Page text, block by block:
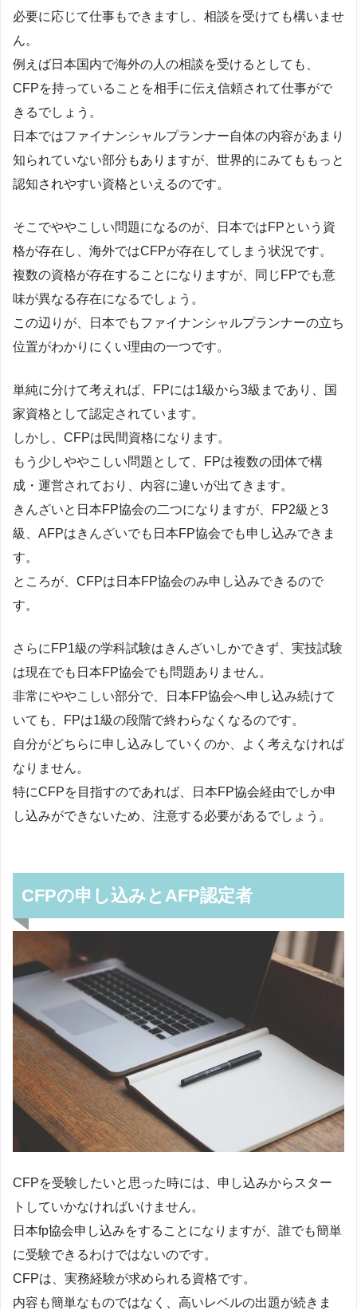
必要に応じて仕事もできますし、相談を受けても構いませ
ん。
例えば日本国内で海外の人の相談を受けるとしても、
CFPを持っていることを相手に伝え信頼されて仕事がで
きるでしょう。
日本ではファイナンシャルプランナー自体の内容があまり
知られていない部分もありますが、世界的にみてももっと
認知されやすい資格といえるのです。
そこでややこしい問題になるのが、日本ではFPという資
格が存在し、海外ではCFPが存在してしまう状況です。
複数の資格が存在することになりますが、同じFPでも意
味が異なる存在になるでしょう。
この辺りが、日本でもファイナンシャルプランナーの立ち
位置がわかりにくい理由の一つです。
単純に分けて考えれば、FPには1級から3級まであり、国
家資格として認定されています。
しかし、CFPは民間資格になります。
もう少しややこしい問題として、FPは複数の団体で構
成・運営されており、内容に違いが出てきます。
きんざいと日本FP協会の二つになりますが、FP2級と3
級、AFPはきんざいでも日本FP協会でも申し込みできま
す。
ところが、CFPは日本FP協会のみ申し込みできるので
す。
さらにFP1級の学科試験はきんざいしかできず、実技試験
は現在でも日本FP協会でも問題ありません。
非常にややこしい部分で、日本FP協会へ申し込み続けて
いても、FPは1級の段階で終わらなくなるのです。
自分がどちらに申し込みしていくのか、よく考えなければ
なりません。
特にCFPを目指すのであれば、日本FP協会経由でしか申
し込みができないため、注意する必要があるでしょう。
CFPの申し込みとAFP認定者
CFPを受験したいと思った時には、申し込みからスター
トしていかなければいけません。
日本fp協会申し込みをすることになりますが、誰でも簡単
に受験できるわけではないのです。
CFPは、実務経験が求められる資格です。
内容も簡単なものではなく、高いレベルの出題が続きま